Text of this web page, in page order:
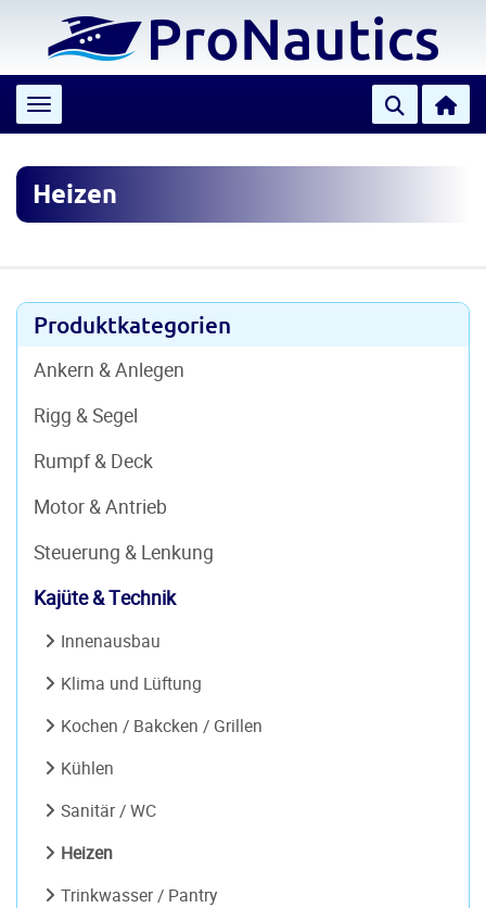
Toggle navigation
Heizen
Produktkategorien
Ankern & Anlegen
Rigg & Segel
Rumpf & Deck
Motor & Antrieb
Steuerung & Lenkung
Kajüte & Technik
Innenausbau
Klima und Lüftung
Kochen / Bakcken / Grillen
Kühlen
Sanitär / WC
Heizen
Trinkwasser / Pantry